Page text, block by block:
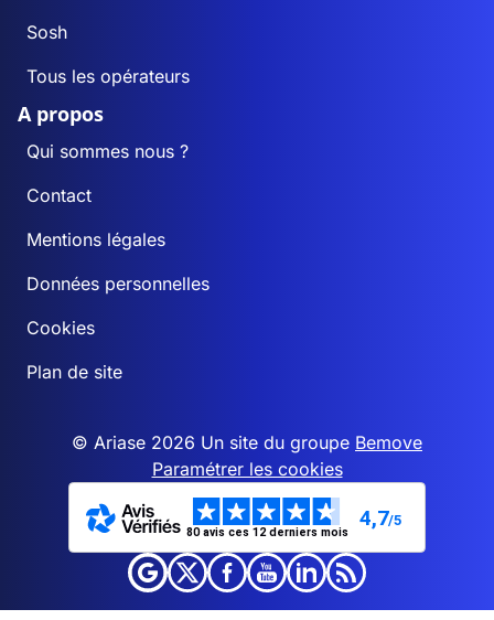
Sosh
Tous les opérateurs
A propos
Qui sommes nous ?
Contact
Mentions légales
Données personnelles
Cookies
Plan de site
© Ariase 2026 Un site du groupe Bemove
Paramétrer les cookies
80 avis ces 12 derniers mois
4,7/5